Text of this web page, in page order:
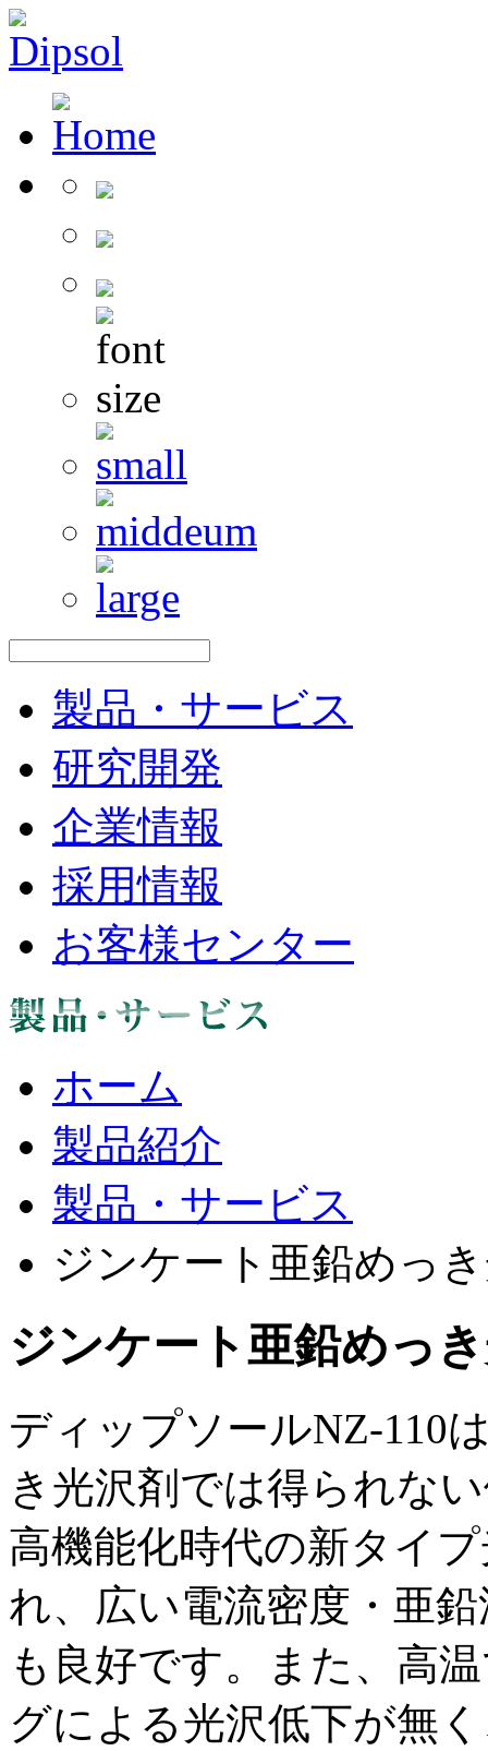
製品・サービス
研究開発
企業情報
採用情報
お客様センター
ホーム
製品紹介
製品・サービス
ジンケート亜鉛めっ
ジンケート亜鉛めっ
ディップソールNZ-110
き光沢剤では得られな
高機能化時代の新タイ
れ、広い電流密度・亜
も良好です。また、高
グによる光沢低下が無